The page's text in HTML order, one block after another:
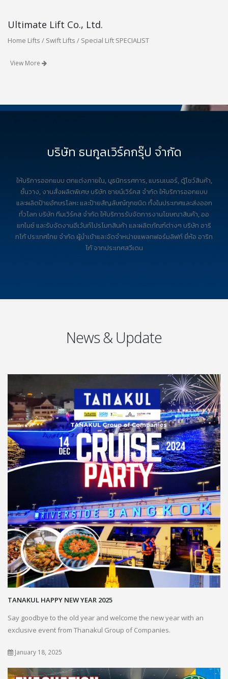
Ultimate Lift Co., Ltd.
Home Lifts / Swift Lifts / Special Lift SPECIALIST
View More
บริษัท ธนกูลเวิร์คกรุ๊ป จำกัด
ให้บริการออกแบบ ตกแต่งภายใน, บูธนิทรรศการ, แบรนเนอร์, ตู้โชว์สินค้า,
ชั้นวาง, งานสั่งผลิตพิเศษ บริษัท ซายน์เวิร์คส จำกัด ให้บริการออกแบบ
และผลิตป้ายอักษรโลหะ และป้ายสัญลัษณ์ทุกชนิด ทั้งในประเทศและส่งออก
ทั่วโลก บริษัท ทีมเวิร์คส จำกัด ให้บริการรับจัดการงานโฆษณาสินค้า, ออ
แกไนซ์ และรับจัดงานอีเว้นท์โปรโมทสินค้า และผลิตภัณฑ์ต่างๆ บริษัท อาริ
ทโก้ ประเทศไทย จำกัด ผู้นำเข้าและจัดจำหน่ายแพลทฟอร์มลิฟท์ ยี่ห้อ อาริท
โก้ จากประเทศสวีเดน
News & Update
TANAKUL HAPPY NEW YEAR 2025
Say goodbye to the old year and welcome the new year with an
exclusive event from Thanakul Group of Companies.
January 18, 2025